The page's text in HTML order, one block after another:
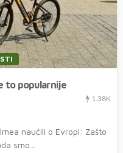
to popularnije
1.38K
naučili o Evropi: Zašto
smo...